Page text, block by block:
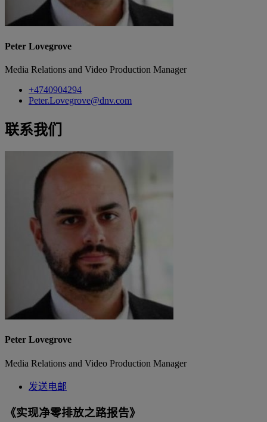
Peter Lovegrove
Media Relations and Video Production Manager
+4740904294
Peter.Lovegrove@dnv.com
联系我们
Peter Lovegrove
Media Relations and Video Production Manager
发送电邮
《实现净零排放之路报告》